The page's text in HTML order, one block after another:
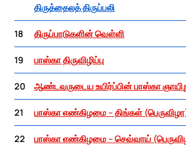
திருத்தைலத் திருப்பலி
18 திருப்பாடுகளின் வெள்ளி
19 பாஸ்கா திருவிழிப்பு
20 ஆண்டவருடைய உயிர்ப்பின் பாஸ்கா
21 பாஸ்கா எண்கிழமை – திங்கள்
22 பாஸ்கா எண்கிழமை – செவ்வாய்